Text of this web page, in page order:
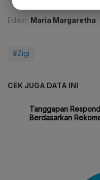
Editor: Maria Margaretha
#Zigi
CEK JUGA DATA INI